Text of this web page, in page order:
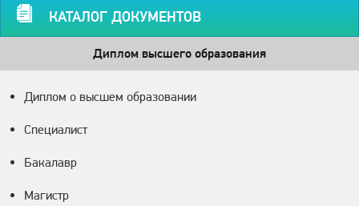
КАТАЛОГ ДОКУМЕНТОВ
Диплом высшего образования
Диплом о высшем образовании
Специалист
Бакалавр
Магистр